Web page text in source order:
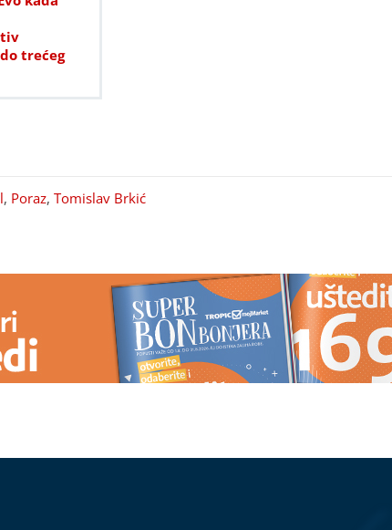
trećeg
, Poraz, Tomislav Brkić
Sladić otkrio šta nam donosi